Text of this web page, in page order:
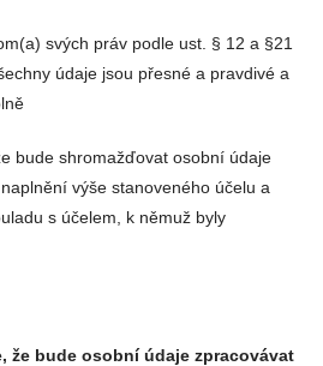
svých práv podle ust. § 12 a §21
údaje jsou přesné a pravdivé a
bude shromažďovat osobní údaje
výše stanoveného účelu a
s účelem, k němuž byly
že bude osobní údaje zpracovávat